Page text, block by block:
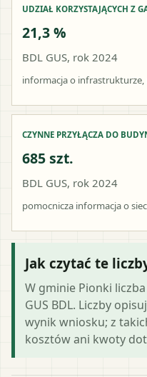
UDZIAŁ KORZYSTAJĄCYCH Z
21,3 %
BDL GUS, rok 2024
informacja o
CZYNNE PRZYŁĄCZA DO
685 szt.
BDL GUS, rok 2024
pomocnicza informacja o
Jak czytać te
W gminie Pionki
GUS BDL. Liczby
wynik wniosku; z
kosztów ani kwoty